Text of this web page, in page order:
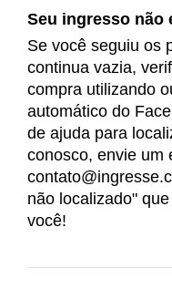
Seu ingresso não
Se você seguiu os
continua vazia,
compra utilizando
automático do
de ajuda para
conosco, envie um
não localizado"
você!